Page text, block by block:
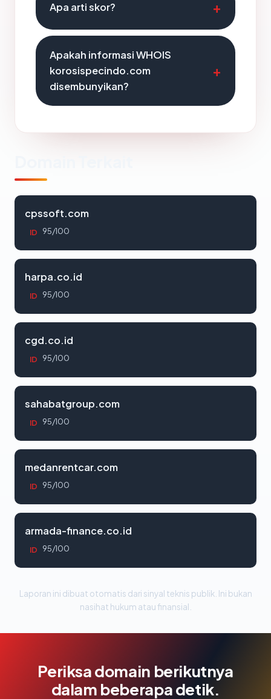
Apa arti skor?
Apakah informasi WHOIS
korosispecindo.com
disembunyikan?
cpssoft.com
ID 95/100
harpa.co.id
ID 95/100
cgd.co.id
ID 95/100
sahabatgroup.com
ID 95/100
medanrentcar.com
ID 95/100
armada-finance.co.id
ID 95/100
Laporan ini dibuat otomatis dari sinyal teknis publik. Ini bukan
nasihat hukum atau finansial.
Periksa domain berikutnya
dalam beberapa detik.